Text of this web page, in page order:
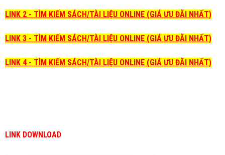
LINK 2 - TÌM KIẾM SÁCH/TÀI LIỆU ONLINE (GIÁ ƯU ĐÃI NHẤT)
LINK 3 - TÌM KIẾM SÁCH/TÀI LIỆU ONLINE (GIÁ ƯU ĐÃI NHẤT)
LINK 4 - TÌM KIẾM SÁCH/TÀI LIỆU ONLINE (GIÁ ƯU ĐÃI NHẤT)
LINK DOWNLOAD